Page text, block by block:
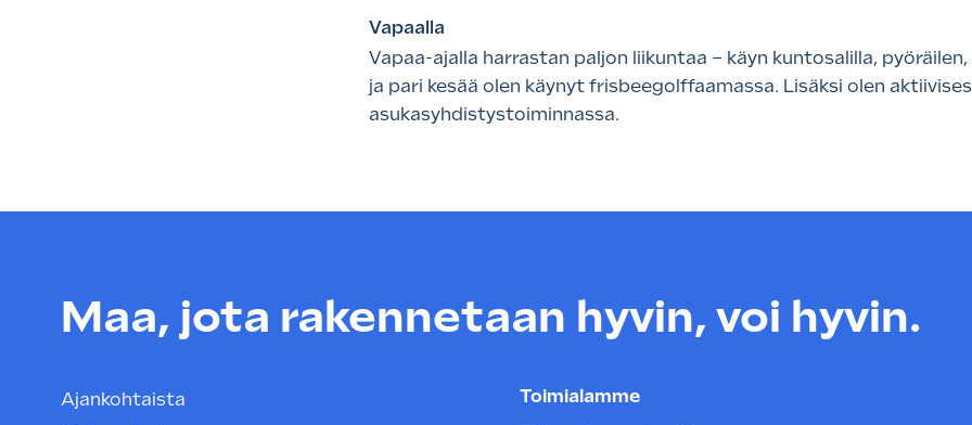
Vapaalla​
Vapaa-ajalla harrastan paljon liikuntaa – käyn kuntosalilla,
ja pari kesää olen käynyt frisbeegolffaamassa. Lisäksi olen
asukasyhdistystoiminnassa.
Maa, jota rakennetaan hyvin, voi hyvin.
Ajankohtaista
Toimialamme